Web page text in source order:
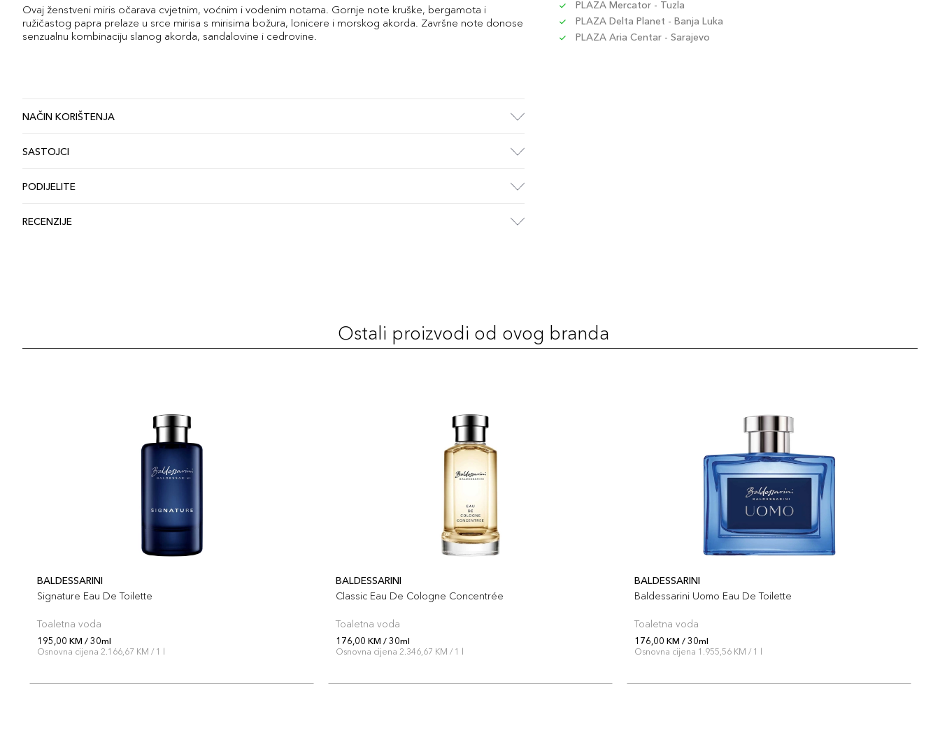
Ovaj ženstveni miris očarava cvjetnim, voćnim i vodenim notama. Gornje note kruške, bergamota i
ružičastog papra prelaze u srce mirisa s mirisima božura, lonicere i morskog akorda. Završne note donose
senzualnu kombinaciju slanog akorda, sandalovine i cedrovine.
NAČIN KORIŠTENJA
SASTOJCI
PODIJELITE
RECENZIJE
PLAZA Mercator - Tuzla
PLAZA Delta Planet - Banja Luka
PLAZA Aria Centar - Sarajevo
Ostali proizvodi od ovog branda
BALDESSARINI
Signature Eau De Toilette
Toaletna voda
195,00 KM / 30ml
Osnovna cijena 2.166,67 KM / 1 l
BALDESSARINI
Classic Eau De Cologne Concentrée
Toaletna voda
176,00 KM / 30ml
Osnovna cijena 2.346,67 KM / 1 l
BALDESSARINI
Baldessarini Uomo Eau De Toilette
Toaletna voda
176,00 KM / 30ml
Osnovna cijena 1.955,56 KM / 1 l